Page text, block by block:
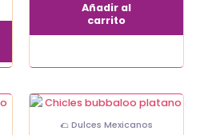
Añadir al
carrito
🌮 Dulces Mexicanos
Chicles